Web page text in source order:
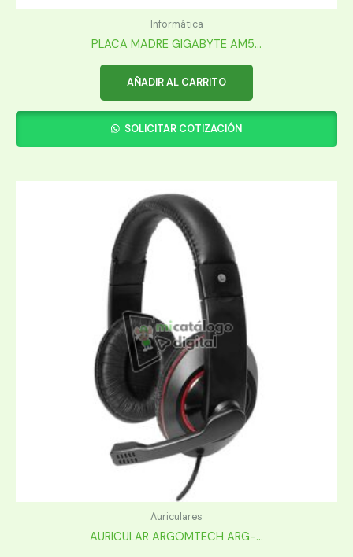
Informática
PLACA MADRE GIGABYTE AM5...
AÑADIR AL CARRITO
SOLICITAR COTIZACIÓN
Auriculares
AURICULAR ARGOMTECH ARG-...